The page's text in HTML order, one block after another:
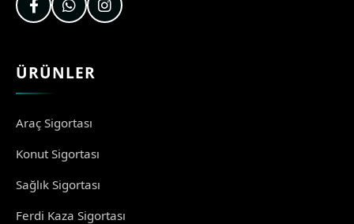
ÜRÜNLER
Araç Sigortası
Konut Sigortası
Sağlık Sigortası
Ferdi Kaza Sigortası